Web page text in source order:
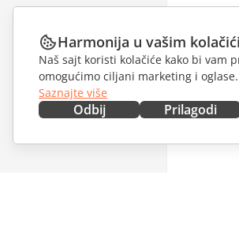
Harmonija u vašim
Naš sajt koristi kolačiće kako bi vam
omogućimo ciljani marketing i
Saznajte više
Odbij Prilagodi